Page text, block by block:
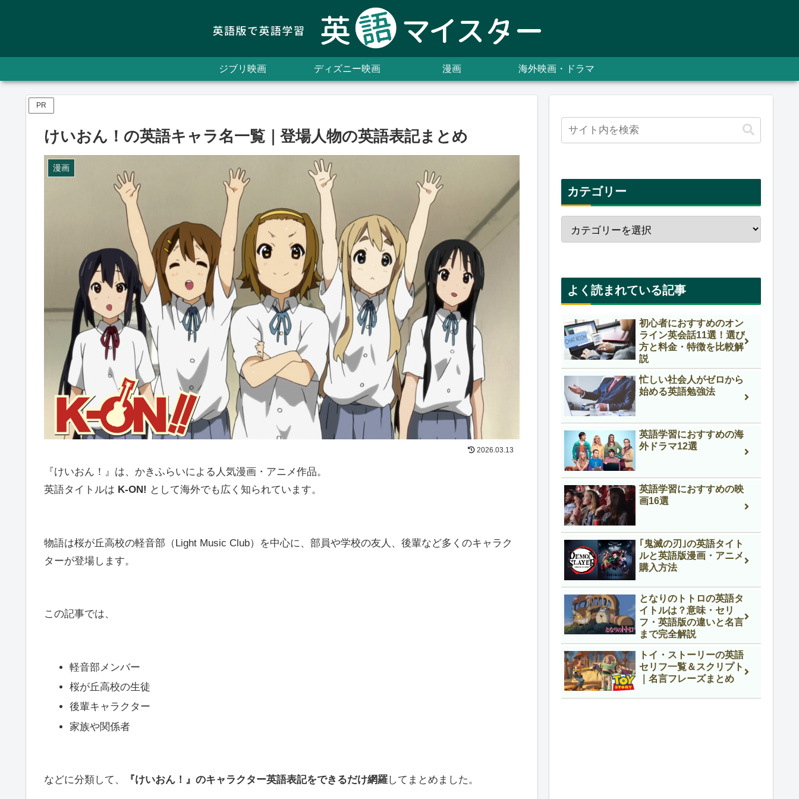
ジブリ映画 ディズニー映画 漫画 海外映画・ドラマ
PR
けいおん！の英語キャラ名一覧｜登場人物の英語表記まとめ
漫画
2026.03.13
『けいおん！』は、かきふらいによる人気漫画・アニメ作品。
英語タイトルは K-ON! として海外でも広く知られています。
物語は桜が丘高校の軽音部（Light Music Club）を中心に、部員や学校の友人、後輩など多くのキャラク
ターが登場します。
この記事では、
軽音部メンバー
桜が丘高校の生徒
後輩キャラクター
家族や関係者
などに分類して、 『けいおん！』のキャラクター英語表記をできるだけ網羅してまとめました。
カテゴリー
よく読まれている記事
初心者におすすめのオン
ライン英会話11選！選び
方と料金・特徴を比較解
説
忙しい社会人がゼロから
始める英語勉強法
英語学習におすすめの海
外ドラマ12選
英語学習におすすめの映
画16選
｢鬼滅の刃｣の英語タイト
ルと英語版漫画・アニメ
購入方法
となりのトトロの英語タ
イトルは？意味・セリ
フ・英語版の違いと名言
まで完全解説
トイ・ストーリーの英語
セリフ一覧＆スクリプト
｜名言フレーズまとめ